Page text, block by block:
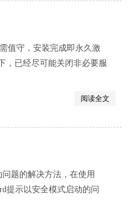
值守，安装完成即永久激
，已经尽可能关闭非必要服
阅读全文
题的解决方法，在使用
提示以安全模式启动的问